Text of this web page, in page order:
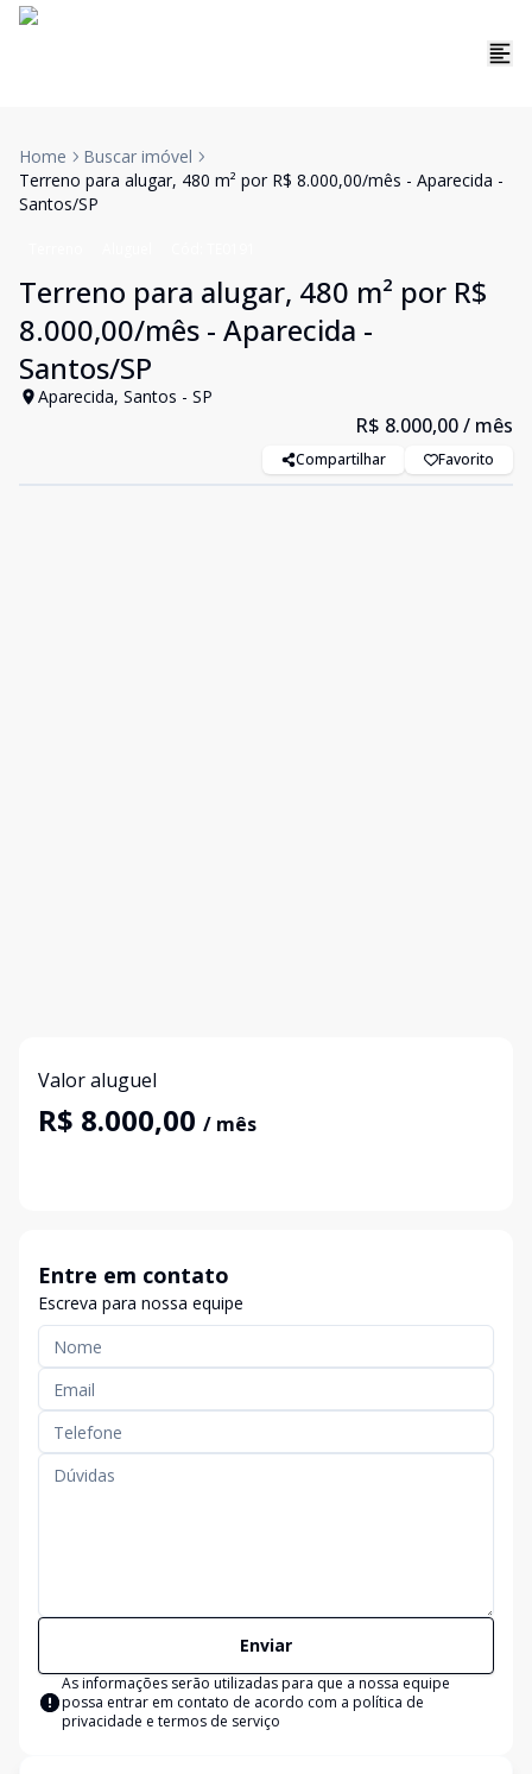
Home
Buscar imóvel
Terreno para alugar, 480 m² por R$ 8.000,00/mês - Aparecida -
Santos/SP
Terreno para alugar, 480 m² por R$
8.000,00/mês - Aparecida -
Santos/SP
Aparecida, Santos - SP
R$ 8.000,00/ mês
Compartilhar Favorito
Valor aluguel
R$ 8.000,00 / mês
Entre em contato
Escreva para nossa equipe
Enviar
As informações serão utilizadas para que a nossa equipe
possa entrar em contato de acordo com a política de
privacidade e termos de serviço